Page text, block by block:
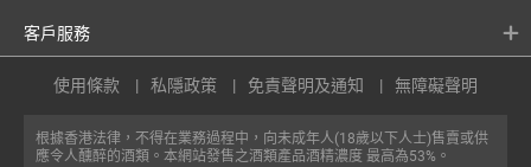
客戶服務
根據香港法律，不得在業務過程中，向未成年人(18歲以下人士)售賣或供
應令人醺醉的酒類。本網站發售之酒類產品酒精濃度 最高為53%。
使用條款 私隱政策 免責聲明及通知 無障礙聲明